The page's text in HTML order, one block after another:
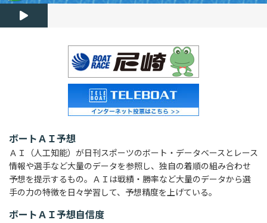
ボートＡＩ予想
ＡＩ（人工知能）が日刊スポーツのボート・データベースとレース
情報や選手など大量のデータを参照し、独自の着順の組み合わせ
予想を提示するもの。ＡＩは戦績・勝率など大量のデータから選
手の力の特徴を日々学習して、予想精度を上げている。
ボートＡＩ予想自信度